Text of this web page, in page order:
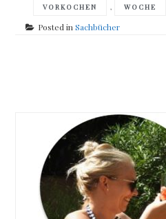
VORKOCHEN , WOCHE
Posted inSachbücher
navigation